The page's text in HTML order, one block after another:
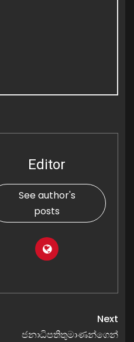
Editor
See author's
posts
Next
ජනාධිපතිතුමාණන්ගෙන්